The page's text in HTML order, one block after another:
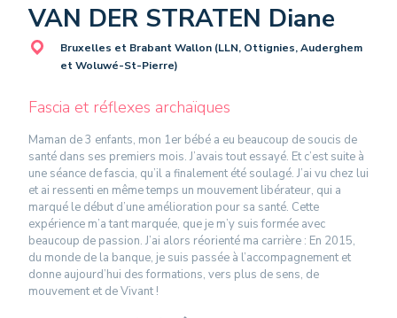
VAN DER STRATEN Diane
Bruxelles et Brabant Wallon (LLN, Ottignies, Auderghem
et Woluwé-St-Pierre)
Fascia et réflexes archaïques
Maman de 3 enfants, mon 1er bébé a eu beaucoup de soucis de
santé dans ses premiers mois. J’avais tout essayé. Et c’est suite à
une séance de fascia, qu’il a finalement été soulagé. J’ai vu chez lui
et ai ressenti en même temps un mouvement libérateur, qui a
marqué le début d’une amélioration pour sa santé. Cette
expérience m’a tant marquée, que je m’y suis formée avec
beaucoup de passion. J’ai alors réorienté ma carrière : En 2015,
du monde de la banque, je suis passée à l’accompagnement et
donne aujourd’hui des formations, vers plus de sens, de
mouvement et de Vivant !